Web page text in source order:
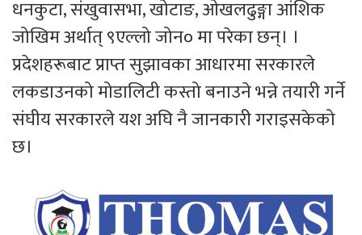
धनकुटा, संखुवासभा, खोटाङ, ओखलढुङ्गा आंशिक
जोखिम अर्थात् ९एल्लो जोन० मा परेका छन्। ।
प्रदेशहरूबाट प्राप्त सुझावका आधारमा सरकारले
लकडाउनको मोडालिटी कस्तो बनाउने भन्ने तयारी गर्ने
संघीय सरकारले यश अघि नै जानकारी गराइसकेको
छ।